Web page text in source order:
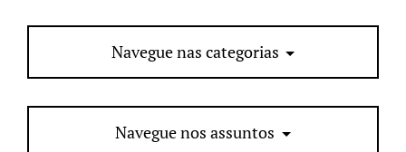
Navegue nas categorias
Navegue nos assuntos